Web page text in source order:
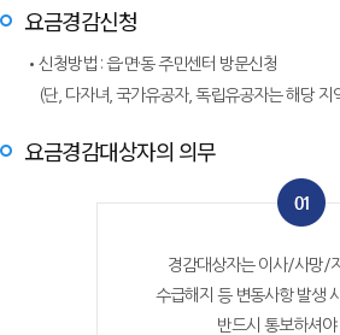
요금경감신청
•신청방법 : 읍·면·동 주민센터 방문신청
(단, 다자녀, 국가유공자, 독립유공자는 해당 지
요금경감대상자의 의무
경감대상자는 이사/사망/
수급해지 등 변동사항 발생
반드시 통보하셔야